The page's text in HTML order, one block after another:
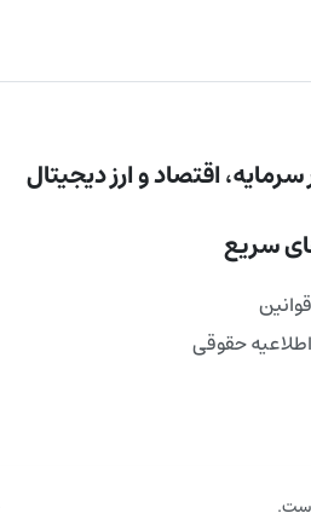
اقتصاد و ارز دیجیتال
سریع
قوانین
اطلاعیه حقوقی